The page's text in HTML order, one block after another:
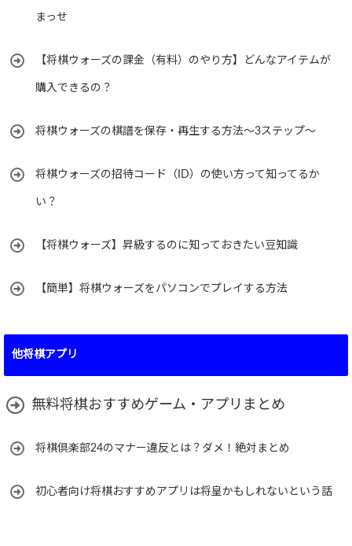
まっせ
【将棋ウォーズの課金（有料）のやり方】どんなアイテムが
購入できるの？
将棋ウォーズの棋譜を保存・再生する方法～3ステップ～
将棋ウォーズの招待コード（ID）の使い方って知ってるか
い？
【将棋ウォーズ】昇級するのに知っておきたい豆知識
【簡単】将棋ウォーズをパソコンでプレイする方法
他将棋アプリ
無料将棋おすすめゲーム・アプリまとめ
将棋倶楽部24のマナー違反とは？ダメ！絶対まとめ
初心者向け将棋おすすめアプリは将皇かもしれないという話